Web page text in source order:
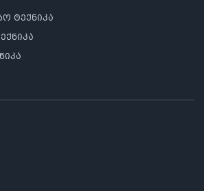
ტექნიკა